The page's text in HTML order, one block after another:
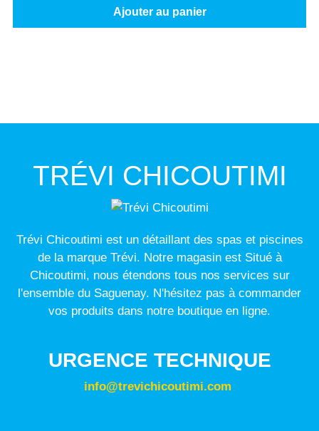
Ajouter au panier
TRÉVI CHICOUTIMI
Trévi Chicoutimi est un détaillant des spas et piscines
de la marque Trévi. Notre magasin est Situé à
Chicoutimi, nous étendons tous nos services sur
l'ensemble du Saguenay. N'hésitez pas à commander
vos produits dans notre boutique en ligne.
URGENCE TECHNIQUE
info@trevichicoutimi.com